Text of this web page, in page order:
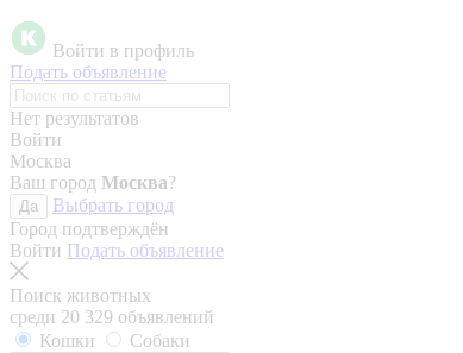
Войти в профиль
Подать объявление
Нет результатов
Войти
Москва
Ваш город Москва?
Да
Выбрать город
Город подтверждён
Войти Подать объявление
Поиск животных
среди 20 329 объявлений
Кошки
Собаки